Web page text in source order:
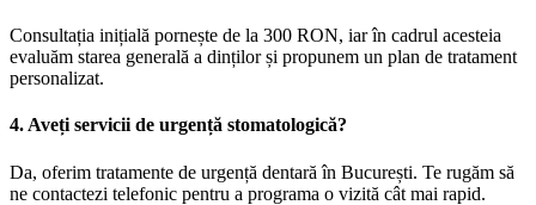
Consultația inițială pornește de la 300 RON, iar în cadrul acesteia
evaluăm starea generală a dinților și propunem un plan de tratament
personalizat.
4. Aveți servicii de urgență stomatologică?
Da, oferim tratamente de urgență dentară în București. Te rugăm să
ne contactezi telefonic pentru a programa o vizită cât mai rapid.